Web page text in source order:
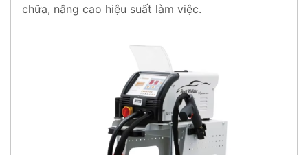
chữa, nâng cao hiệu suất làm việc.